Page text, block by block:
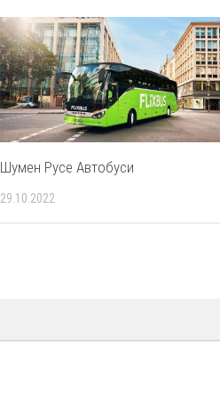
Шумен Русе Автобуси
29.10.2022